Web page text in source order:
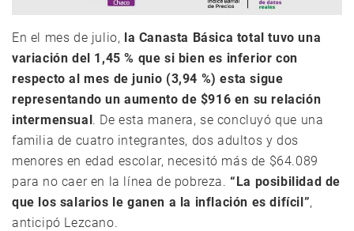
En el mes de julio, la Canasta Básica total tuvo una
variación del 1,45 % que si bien es inferior con
respecto al mes de junio (3,94 %) esta sigue
representando un aumento de $916 en su relación
intermensual. De esta manera, se concluyó que una
familia de cuatro integrantes, dos adultos y dos
menores en edad escolar, necesitó más de $64.089
para no caer en la línea de pobreza.“La posibilidad de
que los salarios le ganen a la inflación es difícil”,
anticipó Lezcano.